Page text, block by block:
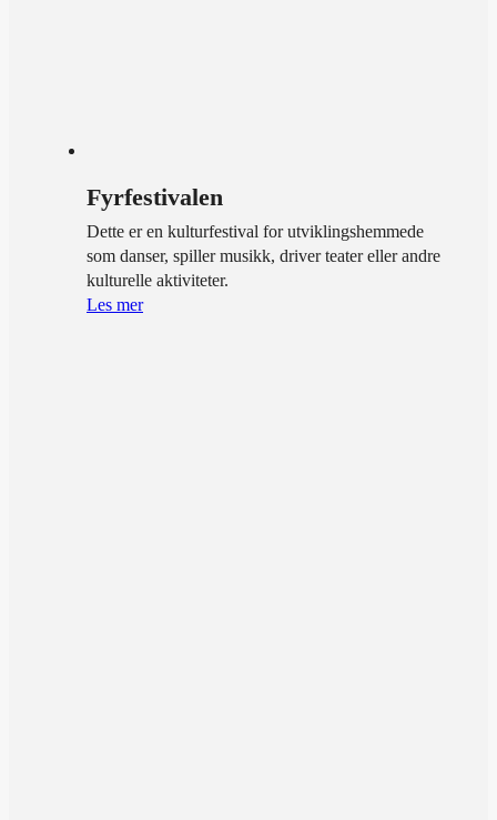
Fyrfestivalen
Dette er en kulturfestival for utviklingshemmede
som danser, spiller musikk, driver teater eller andre
kulturelle aktiviteter.
Les mer